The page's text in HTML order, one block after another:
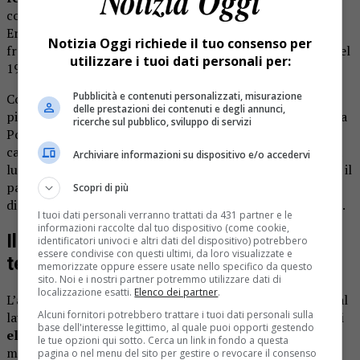
comunità ha dimostrato il suo affetto ai figli Luisella e
Eraldo e a tutti i familiari. La donna era nata a Ponte, una
frazione di Lusiana, in provincia di Vicenza, il 9 febbraio del
1923.
Come molte famiglie si era poi trasferita in Piemonte da
piccola per rimanere a vivere prima a Pray e poi nel 1960 a
Portula.
casa dove abita anche il figlio Eraldo. Nonostante l’età era
lucida e, fino a poco tempo fa la si vedeva passeggiare per il
paese e andare a fare le commissioni. Fisicamente non
dimostrava l’età che aveva ed era sempre curata e attenta.
Il nagozio a Pray e poi il lavoro nel
tessile
L’anziana donna aveva dedicato la sua vita alla famiglia e al
lavoro. Negli anni Cinquantaaveva aperto un negozio di
elettrodomestici a Pray con il marito Leo Botto, che è
mancato una ventina di anni fa. Prima di dedicarsi
Notizia Oggi richiede il tuo consenso per
utilizzare i tuoi dati personali per:
Pubblicità e contenuti personalizzati, misurazione
delle prestazioni dei contenuti e degli annunci,
ricerche sul pubblico, sviluppo di servizi
Archiviare informazioni su dispositivo e/o accedervi
Scopri di più
I tuoi dati personali verranno trattati da 431 partner e le
informazioni raccolte dal tuo dispositivo (come cookie,
identificatori univoci e altri dati del dispositivo) potrebbero
essere condivise con questi ultimi, da loro visualizzate e
memorizzate oppure essere usate nello specifico da questo
sito. Noi e i nostri partner potremmo utilizzare dati di
localizzazione esatti. Elenco dei partner.
Alcuni fornitori potrebbero trattare i tuoi dati personali sulla
base dell'interesse legittimo, al quale puoi opporti gestendo
le tue opzioni qui sotto. Cerca un link in fondo a questa
pagina o nel menu del sito per gestire o revocare il consenso